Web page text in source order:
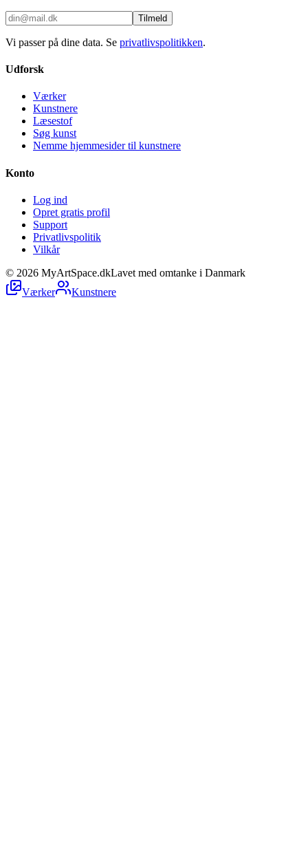
Tilmeld
Vi passer på dine data. Se privatlivspolitikken.
Udforsk
Værker
Kunstnere
Læsestof
Søg kunst
Nemme hjemmesider til kunstnere
Konto
Log ind
Opret gratis profil
Support
Privatlivspolitik
Vilkår
© 2026 MyArtSpace.dkLavet med omtanke i Danmark
Værker
Kunstnere